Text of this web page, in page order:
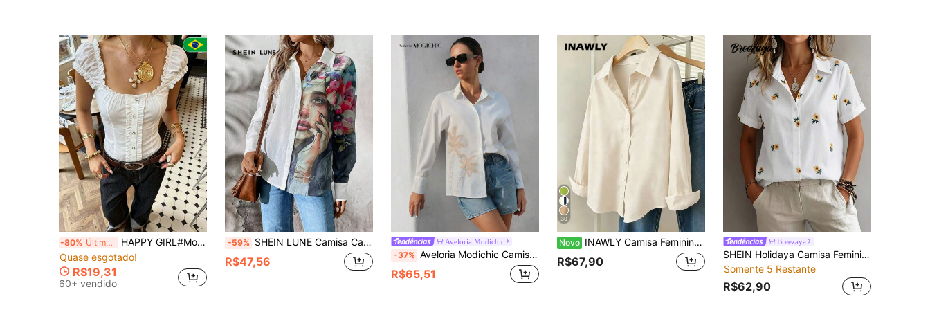
-80% Últimos 2 dias
HAPPY GIRL#Moda Primavera/Verão Férias Viagem Diária Aeroporto Roupa Amarrada nas Costas Doce Fresca Ombro de Fora Manga Bufante Blusa para Mulheres
Quase esgotado!
R$19,31
60+ vendido
-59% SHEIN LUNE Camisa Casual Feminina com Estampa, Manga Longa com Ombro Caído, Gola em V
R$47,56
Aveloria Modichic
-37% Aveloria Modichic Camisa social feminina elegante de férias, com design de bloco de cor e bordado de coqueiro, de manga longa e com botões
R$65,51
30
Novo INAWLY Camisa Feminina Casual Versátil de Manga Longa em Cor Sólida
R$67,90
Breezaya
SHEIN Holidaya Camisa Feminina Elegante Estilo Francês para Trabalho e Férias, Gola Lapela Bordada, Manga Curta Dobrada, Estampa Floral, Mistura de Algodão, Primavera, Verão, Outono e Inverno, Versátil
Somente 5 Restante
R$62,90